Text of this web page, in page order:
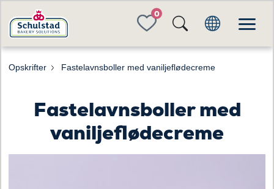
FAVORITES
Opskrifter Fastelavnsboller med vaniljeflødecreme
Fastelavnsboller med
vaniljeflødecreme